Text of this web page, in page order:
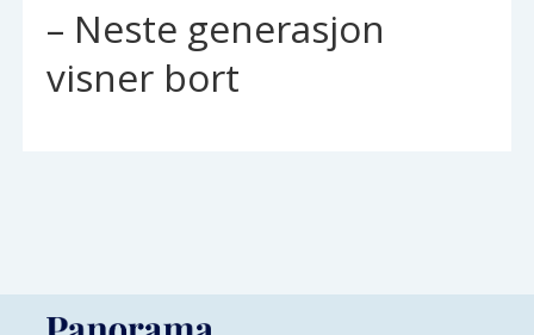
– Neste generasjon
visner bort